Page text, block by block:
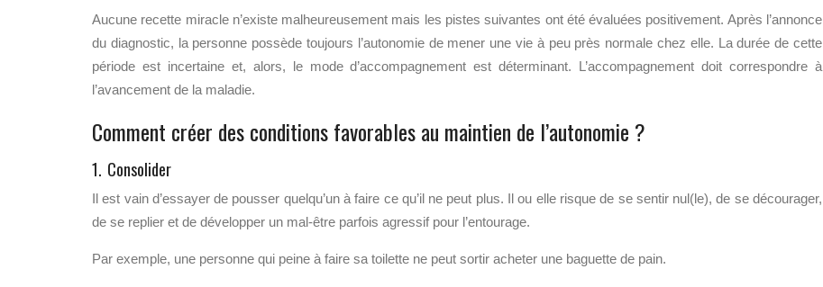
Aucune recette miracle n’existe malheureusement mais les pistes suivantes ont été évaluées positivement. Après l’annonce
du diagnostic, la personne possède toujours l’autonomie de mener une vie à peu près normale chez elle. La durée de cette
période est incertaine et, alors, le mode d’accompagnement est déterminant. L’accompagnement doit correspondre à
l’avancement de la maladie.
Comment créer des conditions favorables au maintien de l’autonomie ?
1. Consolider
Il est vain d’essayer de pousser quelqu’un à faire ce qu’il ne peut plus. Il ou elle risque de se sentir nul(le), de se décourager,
de se replier et de développer un mal-être parfois agressif pour l’entourage.
Par exemple, une personne qui peine à faire sa toilette ne peut sortir acheter une baguette de pain.